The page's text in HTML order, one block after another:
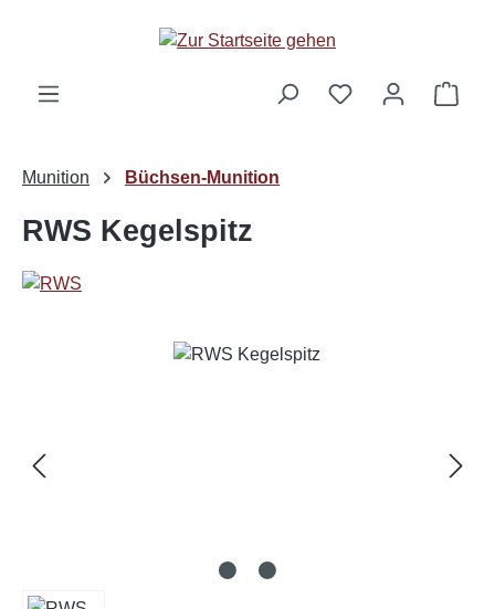
Zum Hauptinhalt springen
Munition Büchsen-Munition
RWS Kegelspitz